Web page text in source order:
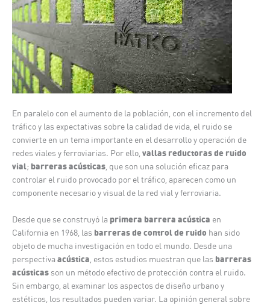
En paralelo con el aumento de la población, con el incremento del
tráfico y las expectativas sobre la calidad de vida, el ruido se
convierte en un tema importante en el desarrollo y operación de
redes viales y ferroviarias. Por ello, vallas reductoras de ruido
vial; barreras acústicas , que son una solución eficaz para
controlar el ruido provocado por el tráfico, aparecen como un
componente necesario y visual de la red vial y ferroviaria.
Desde que se construyó la primera barrera acústica en
California en 1968, las barreras de control de ruido han sido
objeto de mucha investigación en todo el mundo. Desde una
perspectiva acústica , estos estudios muestran que las barreras
acústicas son un método efectivo de protección contra el ruido.
Sin embargo, al examinar los aspectos de diseño urbano y
estéticos, los resultados pueden variar. La opinión general sobre